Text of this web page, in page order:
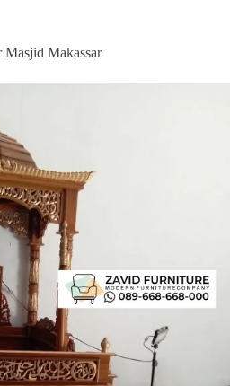
Masjid Makassar